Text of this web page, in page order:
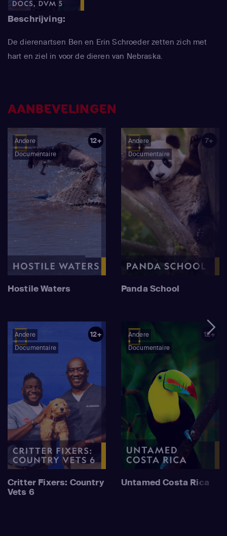
Beschrijving:
De dierenartsen Ben en Erin Schroeder zetten zich met
hart en ziel in voor de dieren van Nebraska.
AANBEVELINGEN
Andere
Documentaire
12+
Hostile Waters
Andere
Documentaire
7+
Panda School
Andere
Documentaire
12+
Critter Fixers: Country
Vets 6
Andere
Documentaire
12+
Untamed Costa Rica